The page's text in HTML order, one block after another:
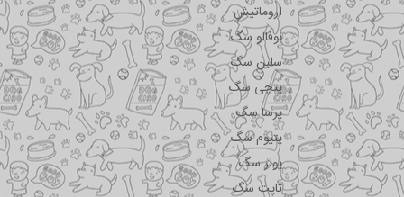
اروماتیش
بوفالو سگ
سلبن سگ
پتچی سگ
پرسا سگ
پتیوم سگ
پولر سگ
تاپت سگ